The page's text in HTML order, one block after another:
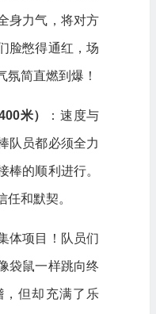
身力气，将对方
脸憋得通红，场
氛简直燃到爆！
米） ：速度与
队员都必须全力
棒的顺利进行。
和默契。
体项目！队员们
袋鼠一样跳向终
，但却充满了乐